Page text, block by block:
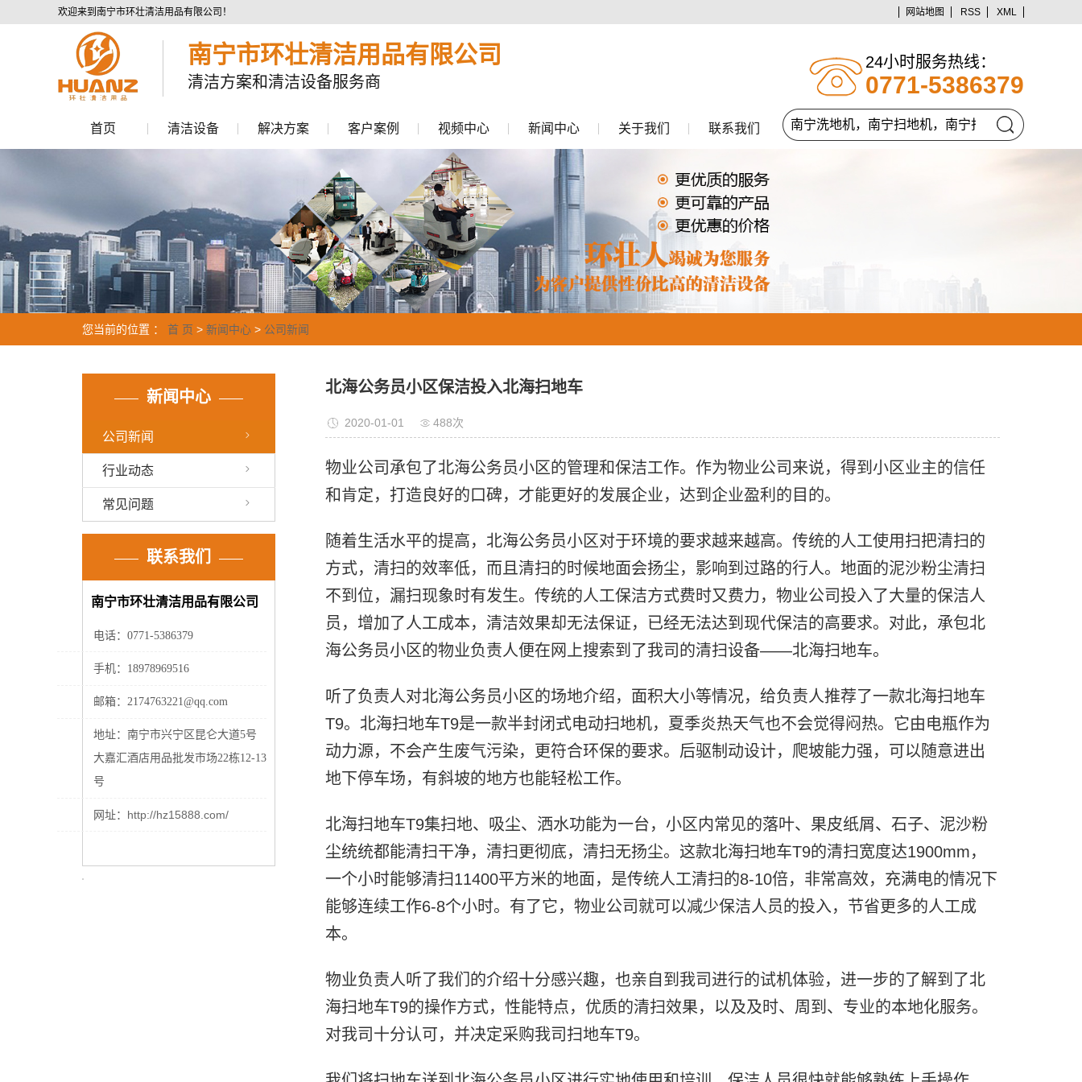
欢迎来到南宁市环壮清洁用品有限公司！ 网站地图 RSS XML
南宁市环壮清洁用品有限公司
清洁方案和清洁设备服务商
24小时服务热线：
0771-5386379
首页 清洁设备
高压清洗机
垃圾清运车
其他清洁设备
配件
解决方案
市政环卫领域
客户案例 视频中心 新闻中心
公司新闻
常见问题
关于我们 联系我们
您当前的位置 ： 首 页 > 新闻中心 > 公司新闻
新闻中心
公司新闻
行业动态
常见问题
联系我们
南宁市环壮清洁用品有限公司
电话： 0771-5386379
手机： 18978969516
邮箱： 2174763221@qq.com
地址：南宁市兴宁区昆仑大道5号
大嘉汇酒店用品批发市场22栋12-13
号
网址： http://hz15888.com/
北海公务员小区保洁投入北海扫地车
2020-01-01 488次
物业公司承包了北海公务员小区的管理和保洁工作。作为物业公司来说，得到小区业主的信任
和肯定，打造良好的口碑，才能更好的发展企业，达到企业盈利的目的。
随着生活水平的提高，北海公务员小区对于环境的要求越来越高。传统的人工使用扫把清扫的
方式，清扫的效率低，而且清扫的时候地面会扬尘，影响到过路的行人。地面的泥沙粉尘清扫
不到位，漏扫现象时有发生。传统的人工保洁方式费时又费力，物业公司投入了大量的保洁人
员，增加了人工成本，清洁效果却无法保证，已经无法达到现代保洁的高要求。对此，承包北
海公务员小区的物业负责人便在网上搜索到了我司的清扫设备——北海扫地车。
听了负责人对北海公务员小区的场地介绍，面积大小等情况，给负责人推荐了一款北海扫地车
T9。北海扫地车T9是一款半封闭式电动扫地机，夏季炎热天气也不会觉得闷热。它由电瓶作为
动力源，不会产生废气污染，更符合环保的要求。后驱制动设计，爬坡能力强，可以随意进出
地下停车场，有斜坡的地方也能轻松工作。
北海扫地车T9集扫地、吸尘、洒水功能为一台，小区内常见的落叶、果皮纸屑、石子、泥沙粉
尘统统都能清扫干净，清扫更彻底，清扫无扬尘。这款北海扫地车T9的清扫宽度达1900mm，
一个小时能够清扫11400平方米的地面，是传统人工清扫的8-10倍，非常高效，充满电的情况下
能够连续工作6-8个小时。有了它，物业公司就可以减少保洁人员的投入，节省更多的人工成
本。
物业负责人听了我们的介绍十分感兴趣，也亲自到我司进行的试机体验，进一步的了解到了北
海扫地车T9的操作方式，性能特点，优质的清扫效果，以及及时、周到、专业的本地化服务。
对我司十分认可，并决定采购我司扫地车T9。